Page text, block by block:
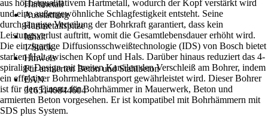
Hartmetall
Ausstattung
Hartmetallspitze
Inhalt
1 Stück
Hinweis
Für armierten Beton und Stahlbeton
EAN
3165140844604
aus höchstqualitativem Hartmetall, wodurch der Kopf verstärkt wird
und eine außergewöhnliche Schlagfestigkeit entsteht. Seine
durchgängige Verteilung der Bohrkraft garantiert, dass kein
Leistungsverlust auftritt, womit die Gesamtlebensdauer erhöht wird.
Die einzigartige Diffusionsschweißtechnologie (IDS) von Bosch bietet
starken Halt zwischen Kopf und Hals. Darüber hinaus reduziert das 4-
spiralige Design mit breiten Kanälen den Verschleiß am Bohrer, indem
ein effektiver Bohrmehlabtransport gewährleistet wird. Dieser Bohrer
ist für den Einsatz für Bohrhämmer in Mauerwerk, Beton und
armierten Beton vorgesehen. Er ist kompatibel mit Bohrhämmern mit
SDS plus System.